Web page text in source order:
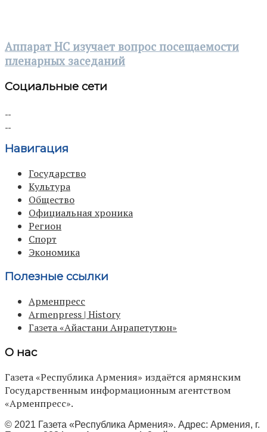
Аппарат НС изучает вопрос посещаемости
пленарных заседаний
Социальные сети
Навигация
Государство
Культура
Общество
Официальная хроника
Регион
Спорт
Экономика
Полезные ссылки
Арменпресс
Armenpress | History
Газета «Айастани Анрапетутюн»
О нас
Газета «Республика Армения» издаётся армянским
Государственным информационным агентством
«Арменпресс».
© 2021 Газета «Республика Армения». Адрес: Армения, г.